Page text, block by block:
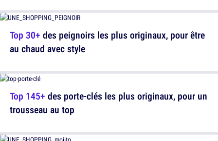
Top 30+ des peignoirs les plus originaux, pour être
au chaud avec style
Top 145+ des porte-clés les plus originaux, pour un
trousseau au top